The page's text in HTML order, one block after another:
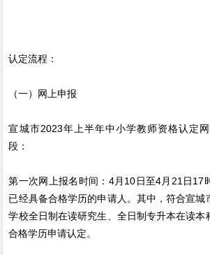
认定流程：
（一）网上申报
宣城市2023年上半年中小学教师资格认定
段：
第一次网上报名时间：4月10日至4月21日17
已经具备合格学历的申请人。其中，符合宣城
学校全日制在读研究生、全日制专升本在读本
合格学历申请认定。